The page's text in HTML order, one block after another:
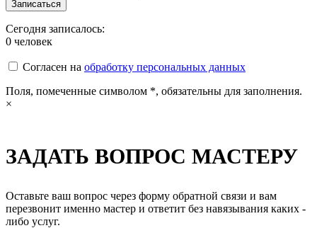
Сегодня записалось:
0 человек
Согласен на обработку персональных данных
Поля, помеченные символом *, обязательны для заполнения.
×
ЗАДАТЬ ВОПРОС МАСТЕРУ
Оставьте ваш вопрос через форму обратной связи и вам
перезвонит именно мастер и ответит без навязывания каких -
либо услуг.